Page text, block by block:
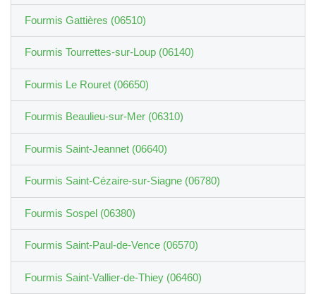
Fourmis Gattières (06510)
Fourmis Tourrettes-sur-Loup (06140)
Fourmis Le Rouret (06650)
Fourmis Beaulieu-sur-Mer (06310)
Fourmis Saint-Jeannet (06640)
Fourmis Saint-Cézaire-sur-Siagne (06780)
Fourmis Sospel (06380)
Fourmis Saint-Paul-de-Vence (06570)
Fourmis Saint-Vallier-de-Thiey (06460)